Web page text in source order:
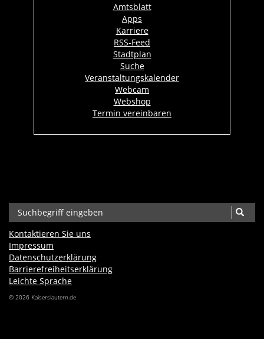
Amtsblatt
Apps
Karriere
RSS-Feed
Stadtplan
Suche
Veranstaltungskalender
Webcam
Webshop
Termin vereinbaren
Kontaktieren Sie uns
Impressum
Datenschutzerklärung
Barrierefreiheits­erklärung
Leichte Sprache
© 2026 Kaiserslautern.de